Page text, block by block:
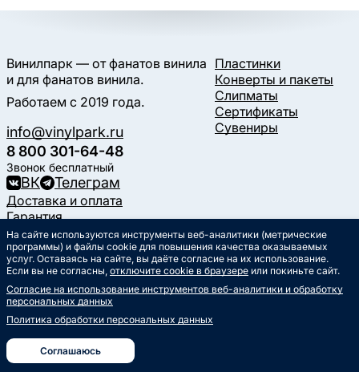
Винилпарк — от фанатов винила
и для фанатов винила.
Работаем с 2019 года.
info@vinylpark.ru
8 800 301-64-48
Звонок бесплатный
ВК Телеграм
Пластинки
Конверты и пакеты
Слипматы
Сертификаты
Сувениры
Доставка и оплата
Гарантия
Контакты
Статьи
Музыкальный календарь
Документы
Публичная оферта
Политика обработки
Согласие на обработкуперсональных данных
На сайте используются инструменты веб-аналитики (метрические
программы) и файлы cookie для повышения качества оказываемых
услуг. Оставаясь на сайте, вы даёте согласие на их использование.
Если вы не согласны, отключите cookie в браузере или покиньте сайт.
Согласие на использование инструментов веб-аналитики и обработку
персональных данных
Политика обработки персональных данных
Соглашаюсь